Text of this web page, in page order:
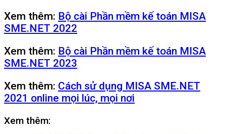
Xem thêm: Bộ cài Phần mềm kế toán MISA
SME.NET 2022
Xem thêm: Bộ cài Phần mềm kế toán MISA
SME.NET 2023
Xem thêm: Cách sử dụng MISA SME.NET
2021 online mọi lúc, mọi nơi
Xem thêm: